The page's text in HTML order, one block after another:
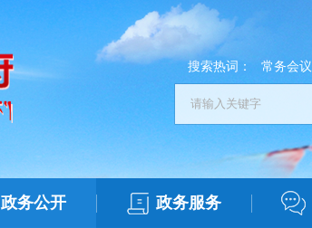
搜索热词： 常务会议
政务公开 政务服务